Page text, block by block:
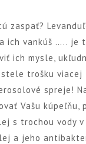
zaspať?
ich vankúš ….. je
ich mysle,
trošku viacej
spreje!
Vašu kúpeľňu,
s trochou vody
a jeho